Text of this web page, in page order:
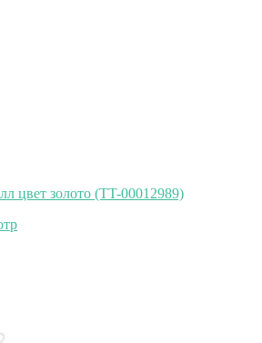
цвет золото (TT-00012989)